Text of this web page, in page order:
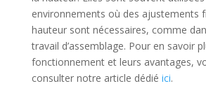
environnements où des ajustements
hauteur sont nécessaires, comme
travail d’assemblage. Pour en savoir
fonctionnement et leurs avantages,
consulter notre article dédié ici.